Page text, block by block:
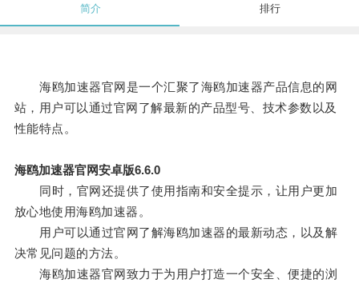
简介 排行
海鸥加速器官网是一个汇聚了海鸥加速器产品信息的网
站，用户可以通过官网了解最新的产品型号、技术参数以及
性能特点。
海鸥加速器官网安卓版6.6.0
同时，官网还提供了使用指南和安全提示，让用户更加
放心地使用海鸥加速器。
用户可以通过官网了解海鸥加速器的最新动态，以及解
决常见问题的方法。
海鸥加速器官网致力于为用户打造一个安全、便捷的浏